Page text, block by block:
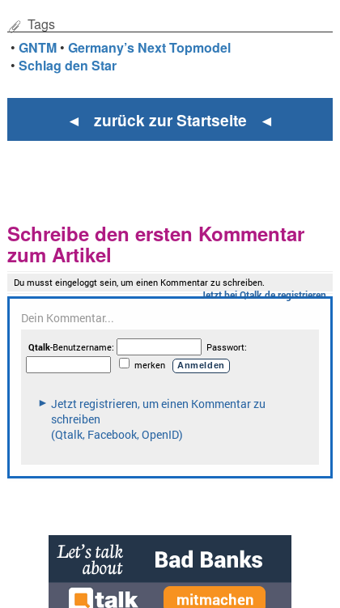
Tags
•GNTM •Germany’s Next Topmodel
•Schlag den Star
◄ zurück zur Startseite ◄
Schreibe den ersten Kommentar
zum Artikel